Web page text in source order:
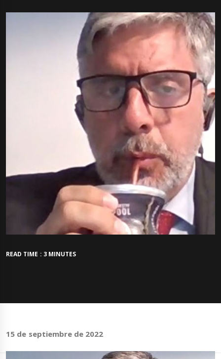
READ TIME : 3 MINUTES
15 de septiembre de 2022